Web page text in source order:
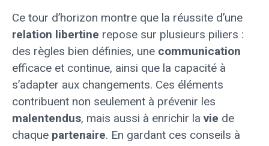
Ce tour d’horizon montre que la réussite d’une
relation libertine repose sur plusieurs piliers :
des règles bien définies, une communication
efficace et continue, ainsi que la capacité à
s’adapter aux changements. Ces éléments
contribuent non seulement à prévenir les
malentendus, mais aussi à enrichir la vie de
chaque partenaire. En gardant ces conseils à